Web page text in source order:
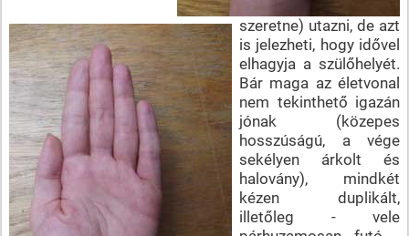
szeretne) utazni, de azt
is jelezheti, hogy idővel
elhagyja a szülőhelyét.
Bár maga az életvonal
nem tekinthető igazán
jónak (közepes
hosszúságú, a vége
sekélyen árkolt és
halovány), mindkét
kézen duplikált,
illetőleg - vele